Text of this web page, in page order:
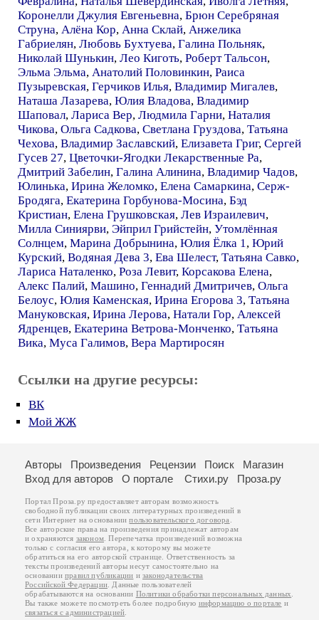
Коронелли Джулия Евгеньевна, Брюн Серебряная
Струна, Алёна Кор, Анна Склай, Анжелика
Габриелян, Любовь Бухтуева, Галина Польняк,
Николай Шунькин, Лео Киготь, Роберт Тальсон,
Эльма Эльма, Анатолий Половинкин, Раиса
Пузыревская, Герчиков Илья, Владимир Мигалев,
Наташа Лазарева, Юлия Владова, Владимир
Шаповал, Лариса Вер, Людмила Гарни, Наталия
Чикова, Ольга Садкова, Светлана Груздова, Татьяна
Чехова, Владимир Заславский, Елизавета Григ, Сергей
Гусев 27, Цветочки-Ягодки Лекарственные Ра,
Дмитрий Забелин, Галина Алинина, Владимир Чадов,
Юлинька, Ирина Желомко, Елена Самаркина, Серж-
Бродяга, Екатерина Горбунова-Мосина, Бэд
Кристиан, Елена Грушковская, Лев Израилевич,
Милла Синиярви, Эйприл Грийстейн, Утомлённая
Солнцем, Марина Добрынина, Юлия Ёлка 1, Юрий
Курский, Водяная Дева 3, Ева Шелест, Татьяна Савко,
Лариса Наталенко, Роза Левит, Корсакова Елена,
Алекс Палий, Машино, Геннадий Дмитричев, Ольга
Белоус, Юлия Каменская, Ирина Егорова 3, Татьяна
Мануковская, Ирина Лерова, Натали Гор, Алексей
Ядренцев, Екатерина Ветрова-Монченко, Татьяна
Вика, Муса Галимов, Вера Мартиросян
Ссылки на другие ресурсы:
ВК
Мой ЖЖ
Авторы Произведения Рецензии Поиск
Магазин
Вход для авторов
О портале Стихи.ру Проза.ру
Портал Проза.ру предоставляет авторам возможность
свободной публикации своих литературных произведений в
сети Интернет на основаниипользовательского договора
Все авторские права на произведения принадлежат авторам
и охраняются законом . Перепечатка произведений возможна
только с согласия его автора, к которому вы можете
обратиться на его авторской странице. Ответственность за
тексты произведений авторы несут самостоятельно на
основанииправил публикации изаконодательства
Российской Федерации . Данные пользователей
обрабатываются на основании Политики обработки персональных данных
Вы также можете посмотреть более подробную информацию о портале и
связаться с администрацией